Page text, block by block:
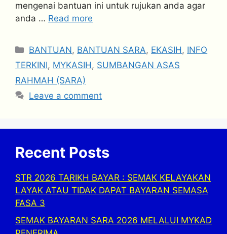
mengenai bantuan ini untuk rujukan anda agar
anda … Read more
Categories
BANTUAN, BANTUAN SARA, EKASIH, INFO
TERKINI, MYKASIH, SUMBANGAN ASAS
RAHMAH (SARA)
Leave a comment
Recent Posts
STR 2026 TARIKH BAYAR : SEMAK KELAYAKAN
LAYAK ATAU TIDAK DAPAT BAYARAN SEMASA
FASA 3
SEMAK BAYARAN SARA 2026 MELALUI MYKAD